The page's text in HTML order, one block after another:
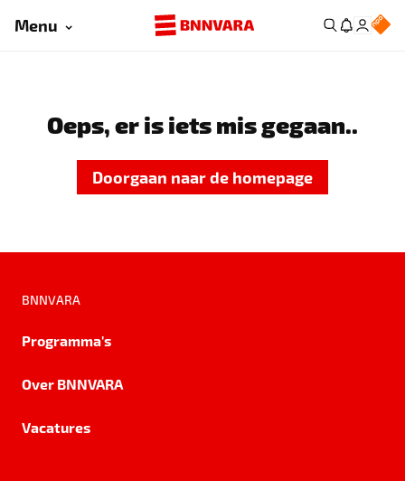
Menu
Oeps, er is iets mis gegaan..
Doorgaan naar de homepage
BNNVARA
Programma's
Over BNNVARA
Vacatures